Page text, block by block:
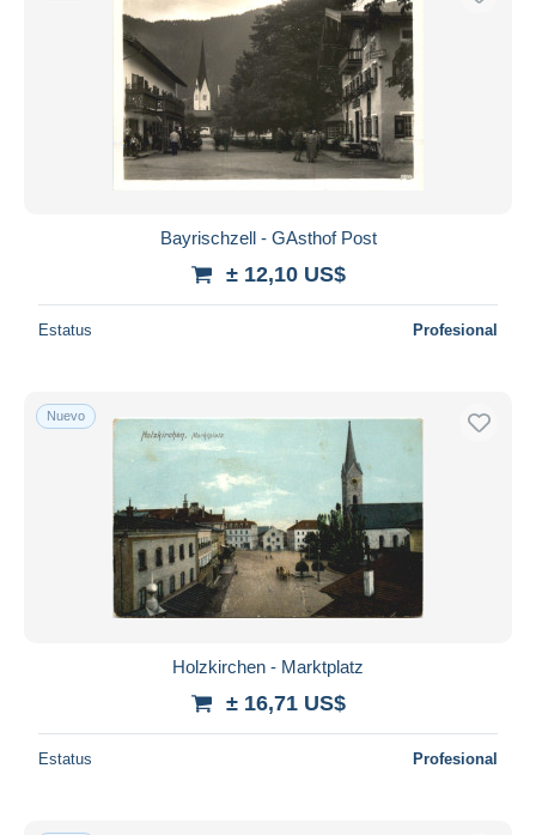
Bayrischzell - GAsthof Post
± 12,10 US$
Estatus Profesional
Nuevo
Holzkirchen - Marktplatz
± 16,71 US$
Estatus Profesional